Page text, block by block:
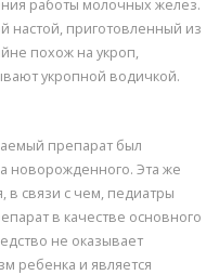
работы молочных желез.
настой, приготовленный из
похож на укроп,
укропной водичкой.
препарат был
новорожденного. Эта же
в связи с чем, педиатры
в качестве основного
не оказывает
ребенка и является